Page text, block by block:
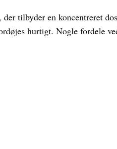
tilbyder en koncentreret
hurtigt. Nogle fordele